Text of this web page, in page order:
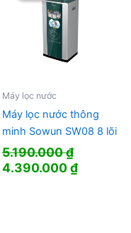
Máy lọc nước
Máy lọc nước thông
minh Sowun SW08 8 lõi
5.190.000₫
Giá
4.390.000₫Giá